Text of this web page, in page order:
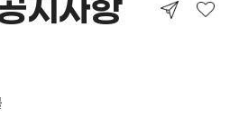
지사항